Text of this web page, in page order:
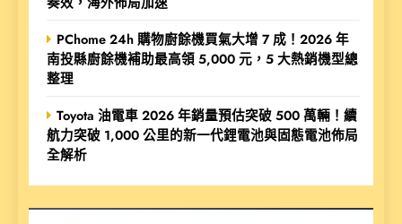
PChome 24h 購物廚餘機買氣大增 7 成！2026 年
南投縣廚餘機補助最高領 5,000 元，5 大熱銷機型總
整理
Toyota 油電車 2026 年銷量預估突破 500 萬輛！續
航力突破 1,000 公里的新一代鋰電池與固態電池佈局
全解析